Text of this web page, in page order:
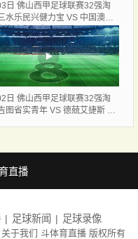
日 佛山西甲足球联赛32强淘
水乐民兴健力宝 VS 中国澳门
英 全场录像
日 佛山西甲足球联赛32强淘
图省实青年 VS 德兢艾捷斯 全
直播
足球新闻 足球录像
于我们 斗体育直播 版权所有